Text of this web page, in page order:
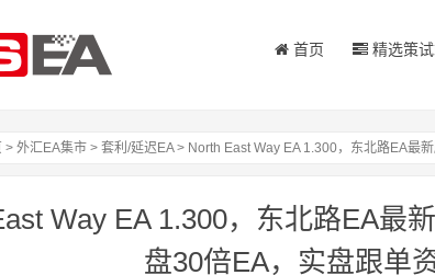
首页 精选策
> 外汇EA集市 > 套利/延迟EA> North East Way EA 1.300，东北路EA最
Way EA 1.300，东北路EA最
盘30倍EA，实盘跟单